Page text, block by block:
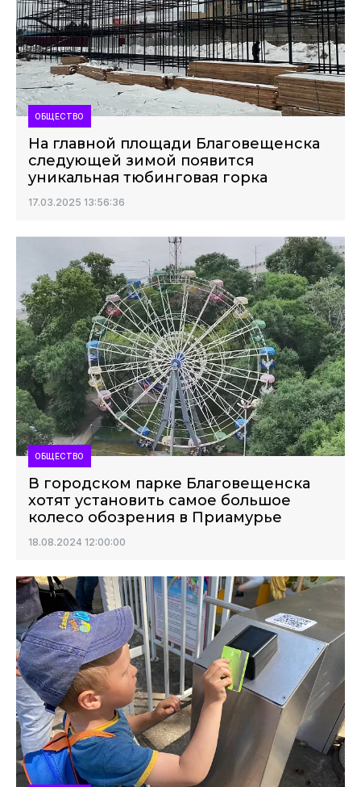
ОБЩЕСТВО
На главной площади Благовещенска
следующей зимой появится
уникальная тюбинговая горка
17.03.2025 13:56:36
ОБЩЕСТВО
В городском парке Благовещенска
хотят установить самое большое
колесо обозрения в Приамурье
18.08.2024 12:00:00